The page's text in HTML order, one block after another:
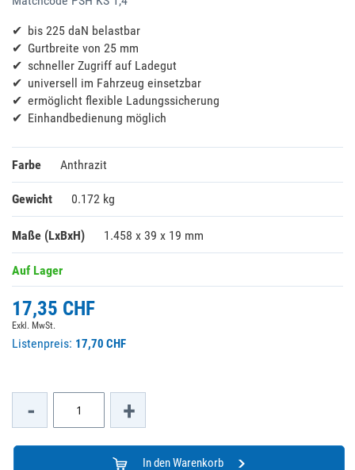
bis 225 daN belastbar
Gurtbreite von 25 mm
schneller Zugriff auf Ladegut
universell im Fahrzeug einsetzbar
ermöglicht flexible Ladungssicherung
Einhandbedienung möglich
Farbe Anthrazit
Gewicht 0.172 kg
Maße (LxBxH) 1.458 x 39 x 19 mm
Auf Lager
17,35 CHF
Exkl. MwSt.
Listenpreis: 17,70 CHF
- +
In den Warenkorb